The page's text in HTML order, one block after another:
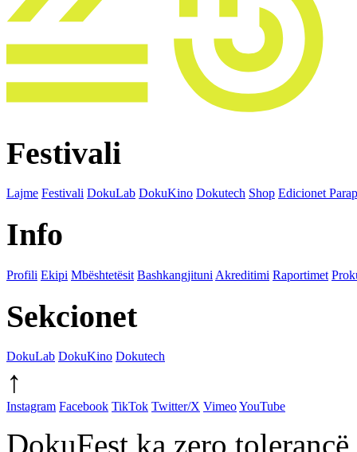
Festivali
Lajme Festivali DokuLab DokuKino Dokutech Shop Edicionet
Info
Profili Ekipi Mbështetësit Bashkangjituni Akreditimi Raportimet
Sekcionet
DokuLab DokuKino Dokutech
↑
Instagram Facebook TikTok Twitter/X VimeoYouTube
DokuFest ka zero